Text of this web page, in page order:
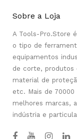
Sobre a Loja
A Tools-Pro.Store
o tipo de
equipamentos
de corte, produtos
material de
etc. Mais de
melhores marcas,
indústria e